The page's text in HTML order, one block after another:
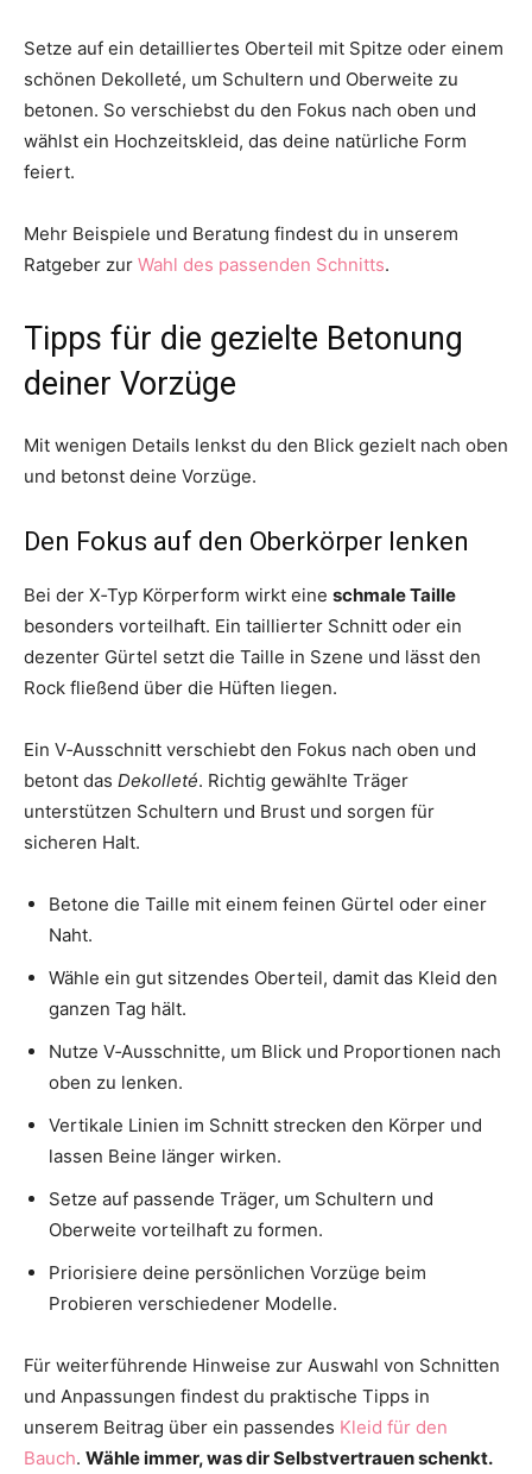
Setze auf ein detailliertes Oberteil mit Spitze oder einem
schönen Dekolleté, um Schultern und Oberweite zu
betonen. So verschiebst du den Fokus nach oben und
wählst ein Hochzeitskleid, das deine natürliche Form
feiert.
Mehr Beispiele und Beratung findest du in unserem
Ratgeber zur Wahl des passenden Schnitts.
Tipps für die gezielte Betonung
deiner Vorzüge
Mit wenigen Details lenkst du den Blick gezielt nach oben
und betonst deine Vorzüge.
Den Fokus auf den Oberkörper lenken
Bei der X‑Typ Körperform wirkt eine schmale Taille
besonders vorteilhaft. Ein taillierter Schnitt oder ein
dezenter Gürtel setzt die Taille in Szene und lässt den
Rock fließend über die Hüften liegen.
Ein V‑Ausschnitt verschiebt den Fokus nach oben und
betont das Dekolleté. Richtig gewählte Träger
unterstützen Schultern und Brust und sorgen für
sicheren Halt.
Betone die Taille mit einem feinen Gürtel oder einer
Naht.
Wähle ein gut sitzendes Oberteil, damit das Kleid den
ganzen Tag hält.
Nutze V‑Ausschnitte, um Blick und Proportionen nach
oben zu lenken.
Vertikale Linien im Schnitt strecken den Körper und
lassen Beine länger wirken.
Setze auf passende Träger, um Schultern und
Oberweite vorteilhaft zu formen.
Priorisiere deine persönlichen Vorzüge beim
Probieren verschiedener Modelle.
Für weiterführende Hinweise zur Auswahl von Schnitten
und Anpassungen findest du praktische Tipps in
unserem Beitrag über ein passendes Kleid für den
Bauch. Wähle immer, was dir Selbstvertrauen schenkt.